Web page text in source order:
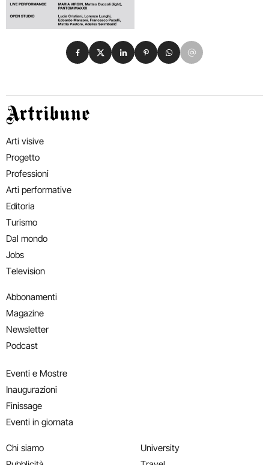
Condividi su Facebook
Condividi su X
Condividi su LinkedIn
Condividi su Pinterest
Condividi su WhatsApp
Condividi su Email
Artribune
Arti visive
Progetto
Professioni
Arti performative
Editoria
Turismo
Dal mondo
Jobs
Television
Abbonamenti
Magazine
Newsletter
Podcast
Eventi e Mostre
Inaugurazioni
Finissage
Eventi in giornata
Chi siamo
University